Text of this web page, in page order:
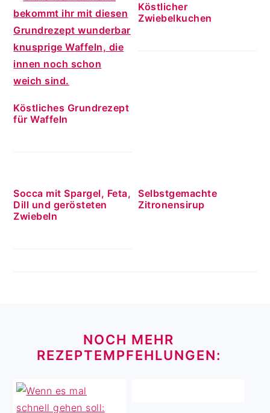
Köstliches Grundrezept
für Waffeln
Köstlicher
Zwiebelkuchen
Socca mit Spargel, Feta,
Dill und gerösteten
Zwiebeln
Selbstgemachte
Zitronensirup
NOCH MEHR
REZEPTEMPFEHLUNGEN: